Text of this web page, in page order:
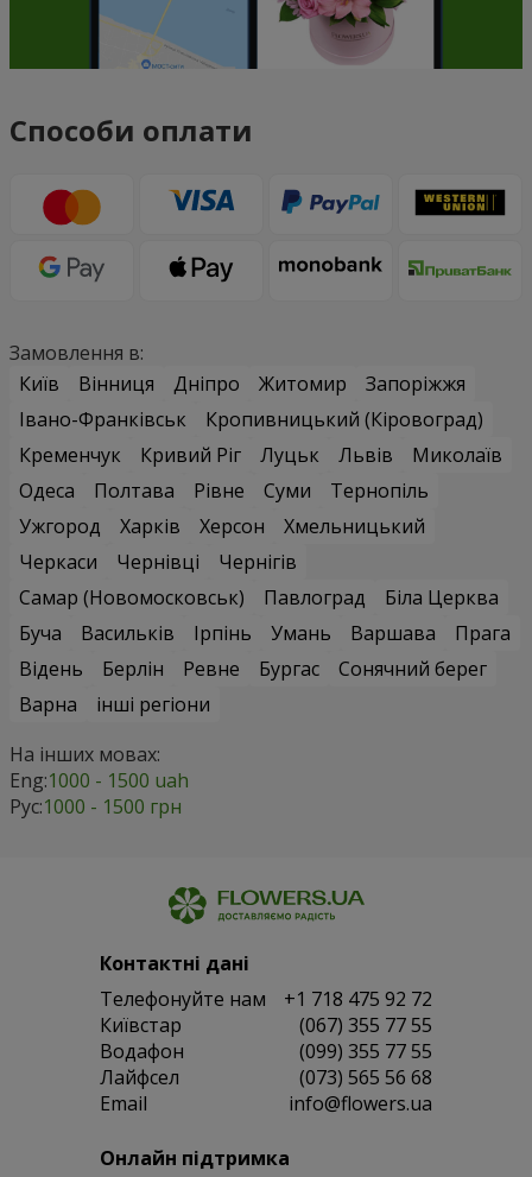
Способи оплати
Замовлення в:
Київ
Вінниця Дніпро Житомир
Запоріжжя
Івано-Франківськ
Кропивницький (Кіровоград)
Кременчук
Кривий Ріг Луцьк Львів
Миколаїв
Одеса
Полтава Рівне Суми
Тернопіль
Ужгород
Харків Херсон
Хмельницький
Черкаси
Чернівці
Чернігів
Самар (Новомосковськ)
Павлоград
Біла Церква
Буча
Васильків Ірпінь Умань Варшава
Прага
Відень
Берлін Ревне Бургас
Сонячний берег
Варна
інші регіони
На інших мовах:
Eng:1000 - 1500 uah
Рус:1000 - 1500 грн
Контактні дані
Телефонуйте нам
+1 718 475 92 72
Київстар
(067) 355 77 55
Водафон
(099) 355 77 55
Лайфсел
(073) 565 56 68
Email
info@flowers.ua
Онлайн підтримка